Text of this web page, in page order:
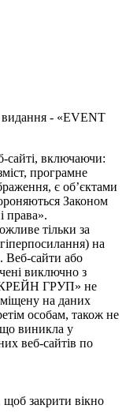
- «EVENT
сайті, включаючи:
програмне
є об’єктами
Законом
права».
тільки за
на
Веб-сайти або
виключно з
ГРУП» не
на даних
особам, також не
що виникла у
веб-сайтів по
щоб закрити вікно